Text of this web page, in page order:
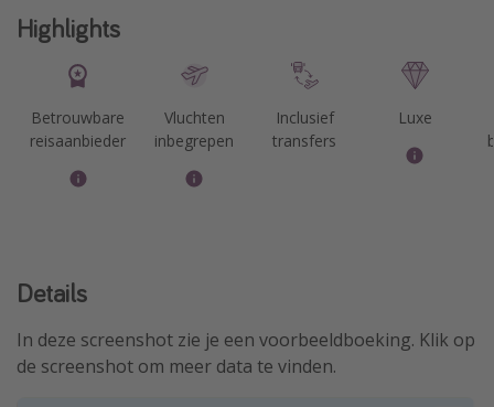
Highlights
Betrouwbare
reisaanbieder
Vluchten
inbegrepen
Inclusief
transfers
Luxe
Details
In deze screenshot zie je een voorbeeldboeking. Klik op
de screenshot om meer data te vinden.